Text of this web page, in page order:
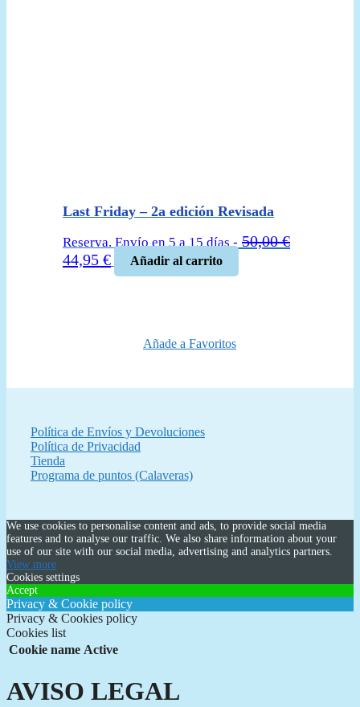
Last Friday – 2a edición Revisada
Reserva. Envío en 5 a 15 días - 50,00€
El
44,95 €El
precio
Añadir al carrito
Añade a Favoritos
Política de Envíos y Devoluciones
Política de Privacidad
Tienda
Programa de puntos (Calaveras)
We use cookies to personalise content and ads, to provide social media
features and to analyse our traffic. We also share information about your
use of our site with our social media, advertising and analytics partners.
View more
Cookies settings
Accept
Privacy & Cookie policy
Privacy & Cookies policy
Cookies list
Cookie name Active
AVISO LEGAL